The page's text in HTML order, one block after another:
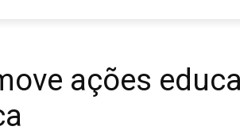
ações